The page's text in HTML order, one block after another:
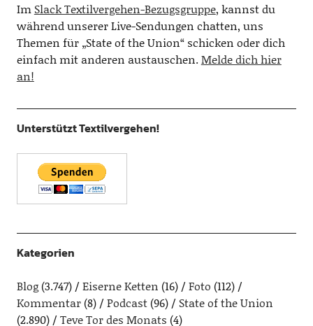
Im Slack Textilvergehen-Bezugsgruppe, kannst du
während unserer Live-Sendungen chatten, uns
Themen für „State of the Union“ schicken oder dich
einfach mit anderen austauschen.Melde dich hier
an!
Unterstützt Textilvergehen!
Kategorien
Blog(3.747) Eiserne Ketten (16) Foto (112)
Kommentar(8) Podcast(96)
State of the Union
(2.890)
Teve Tor des Monats (4)